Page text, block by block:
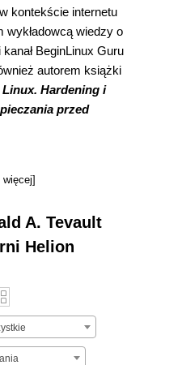
kontekście internetu
wykładowcą wiedzy o
BeginLinux Guru
autorem książki
Hardening i
przed
więcej]
A. Tevault
Helion